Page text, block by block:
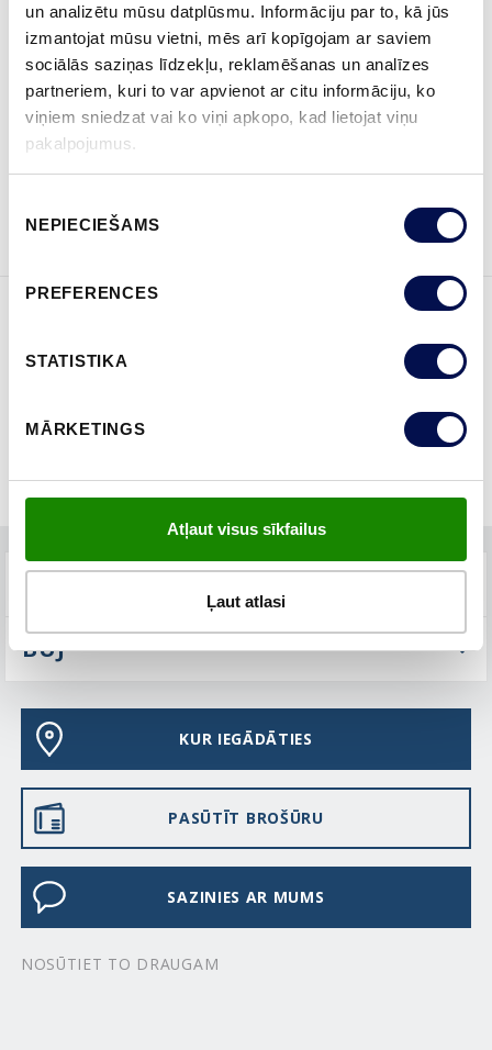
un analizētu mūsu datplūsmu. Informāciju par to, kā jūs
izmantojat mūsu vietni, mēs arī kopīgojam ar saviem
sociālās saziņas līdzekļu, reklamēšanas un analīzes
partneriem, kuri to var apvienot ar citu informāciju, ko
viņiem sniedzat vai ko viņi apkopo, kad lietojat viņu
pakalpojumus.
izvēle
NEPIECIEŠAMS
PREFERENCES
STATISTIKA
MĀRKETINGS
Atļaut visus sīkfailus
Ļaut atlasi
KUR IEGĀDĀTIES
Sazinies ar mums
BUJ
KUR IEGĀDĀTIES
PASŪTĪT BROŠŪRU
SAZINIES AR MUMS
NOSŪTIET TO DRAUGAM